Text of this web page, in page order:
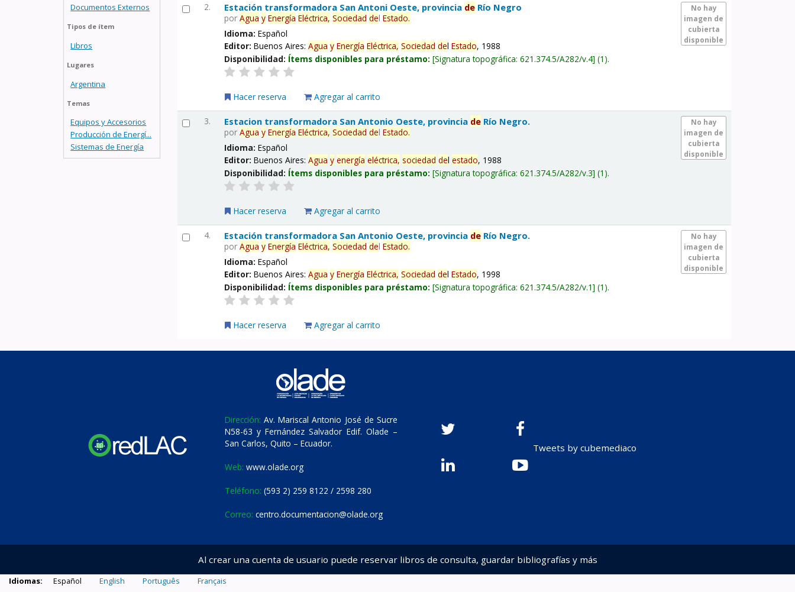
Documentos Externos
Tipos de ítem
Libros
Lugares
Argentina
Temas
Equipos y Accesorios
Producción de Energí...
Sistemas de Energía
2.
No hay
imagen de
cubierta
disponible
Estación transformadora San Antoni Oeste, provincia de Río Negro
porAgua y Energía Eléctrica, Sociedad delEstado.
Idioma:Español
Editor:Buenos Aires:Agua y Energía Eléctrica, Sociedad delEstado, 1988
Disponibilidad: Ítems disponibles para préstamo: Signatura topográfica:621.374.5/A282/v.4 (1).
Hacer reserva Agregar al carrito
3.
No hay
imagen de
cubierta
disponible
Estacion transformadora San Antonio Oeste, provincia de Río Negro.
porAgua y Energía Eléctrica, Sociedad delEstado.
Idioma:Español
Editor:Buenos Aires:Agua y energía eléctrica, sociedad delestado, 1988
Disponibilidad: Ítems disponibles para préstamo: Signatura topográfica:621.374.5/A282/v.3 (1).
Hacer reserva Agregar al carrito
4.
No hay
imagen de
cubierta
disponible
Estación transformadora San Antonio Oeste, provincia de Río Negro.
porAgua y Energía Eléctrica, Sociedad delEstado.
Idioma:Español
Editor:Buenos Aires:Agua y Energía Eléctrica, Sociedad delEstado, 1998
Disponibilidad: Ítems disponibles para préstamo: Signatura topográfica:621.374.5/A282/v.1 (1).
Hacer reserva Agregar al carrito
Dirección: Av. Mariscal Antonio José de Sucre
N58-63 y Fernández Salvador Edif. Olade –
San Carlos, Quito – Ecuador.
Web: www.olade.org
Teléfono: (593 2) 259 8122 / 2598 280
Correo: centro.documentacion@olade.org
Tweets by cubemediaco
Al crear una cuenta de usuario puede reservar libros de consulta, guardar bibliografías y más
Idiomas: Español English Português Français